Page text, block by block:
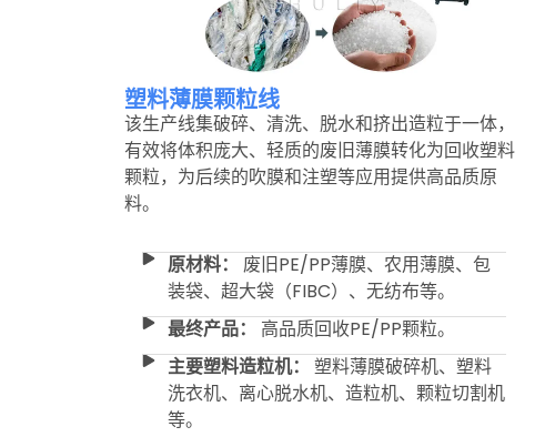
塑料薄膜颗粒线
该生产线集破碎、清洗、脱水和挤出造粒于一体，
有效将体积庞大、轻质的废旧薄膜转化为回收塑料
颗粒，为后续的吹膜和注塑等应用提供高品质原
料。
原材料：
废旧PE/PP薄膜、农用薄膜、包
装袋、超大袋（FIBC）、无纺布等。
最终产品：
高品质回收PE/PP颗粒。
主要塑料造粒机：
塑料薄膜破碎机、塑料
洗衣机、离心脱水机、造粒机、颗粒切割机
等。